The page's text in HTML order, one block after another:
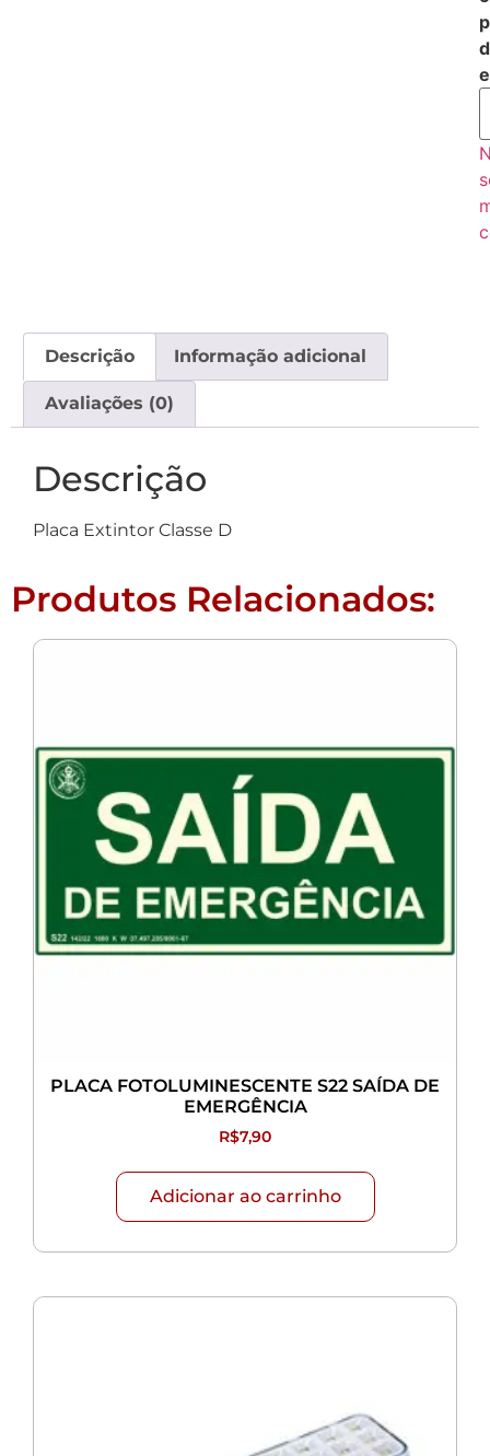
Descrição Informação adicional
Avaliações (0)
Descrição
Placa Extintor Classe D
Produtos Relacionados:
PLACA FOTOLUMINESCENTE S22 SAÍDA DE
EMERGÊNCIA
R$7,90
Adicionar ao carrinho